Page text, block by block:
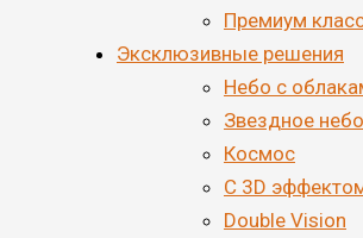
Премиум
Эксклюзивные решения
Небо с
Звездное
Космос
С 3D
Double Vision